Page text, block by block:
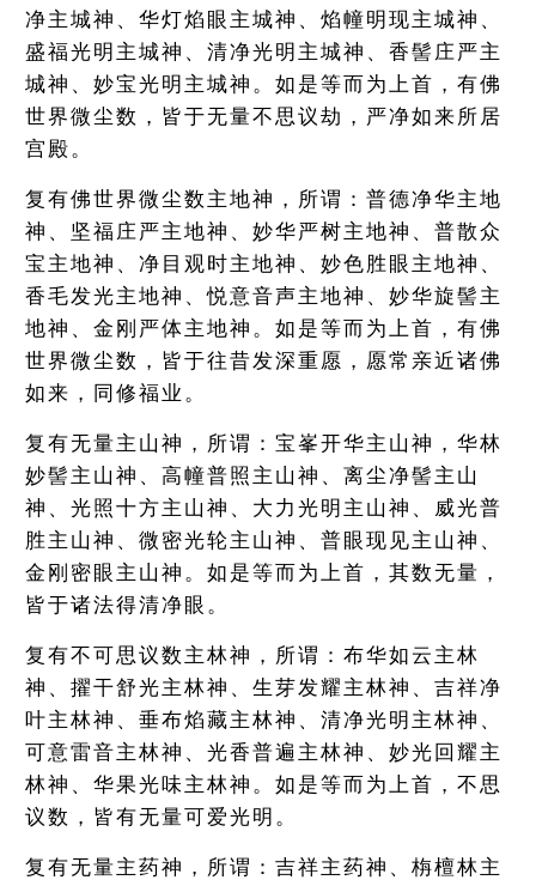
净主城神、华灯焰眼主城神、焰幢明现主城神、
盛福光明主城神、清净光明主城神、香髻庄严主
城神、妙宝光明主城神。如是等而为上首，有佛
世界微尘数，皆于无量不思议劫，严净如来所居
宫殿。
复有佛世界微尘数主地神，所谓：普德净华主地
神、坚福庄严主地神、妙华严树主地神、普散众
宝主地神、净目观时主地神、妙色胜眼主地神、
香毛发光主地神、悦意音声主地神、妙华旋髻主
地神、金刚严体主地神。如是等而为上首，有佛
世界微尘数，皆于往昔发深重愿，愿常亲近诸佛
如来，同修福业。
复有无量主山神，所谓：宝峯开华主山神，华林
妙髻主山神、高幢普照主山神、离尘净髻主山
神、光照十方主山神、大力光明主山神、威光普
胜主山神、微密光轮主山神、普眼现见主山神、
金刚密眼主山神。如是等而为上首，其数无量，
皆于诸法得清净眼。
复有不可思议数主林神，所谓：布华如云主林
神、擢干舒光主林神、生芽发耀主林神、吉祥净
叶主林神、垂布焰藏主林神、清净光明主林神、
可意雷音主林神、光香普遍主林神、妙光回耀主
林神、华果光味主林神。如是等而为上首，不思
议数，皆有无量可爱光明。
复有无量主药神，所谓：吉祥主药神、栴檀林主